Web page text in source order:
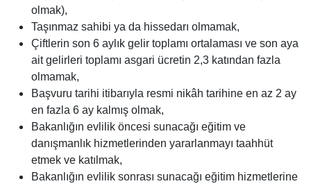
olmak),
Taşınmaz sahibi ya da hissedarı olmamak,
Çiftlerin son 6 aylık gelir toplamı ortalaması ve son aya
ait gelirleri toplamı asgari ücretin 2,3 katından fazla
olmamak,
Başvuru tarihi itibarıyla resmi nikâh tarihine en az 2 ay
en fazla 6 ay kalmış olmak,
Bakanlığın evlilik öncesi sunacağı eğitim ve
danışmanlık hizmetlerinden yararlanmayı taahhüt
etmek ve katılmak,
Bakanlığın evlilik sonrası sunacağı eğitim hizmetlerine